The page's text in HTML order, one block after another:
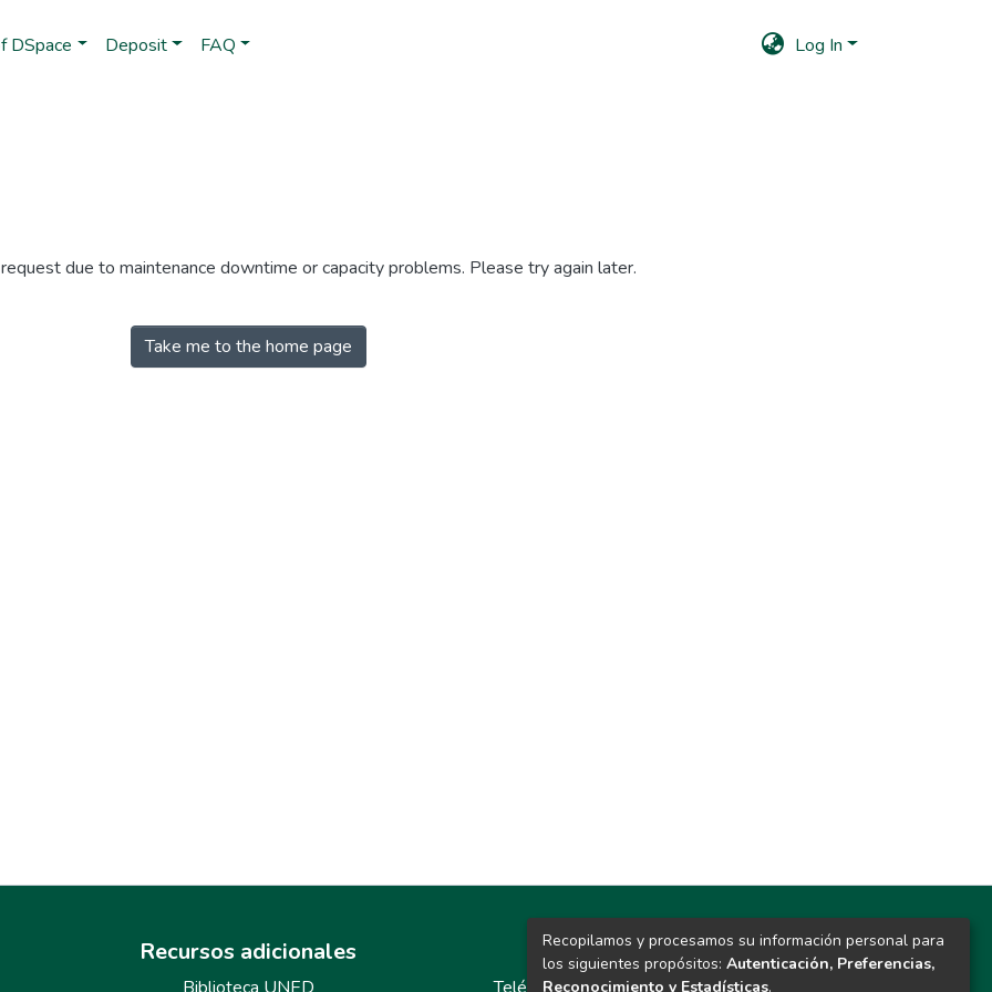
DSpace Deposit FAQ Log In
due to maintenance downtime or capacity problems. Please try again later.
Take me to the home page
Recursos adicionales Contacto
Recopilamos y procesamos su información personal para
los siguientes propósitos: Autenticación, Preferencias,
Reconocimiento y Estadísticas.